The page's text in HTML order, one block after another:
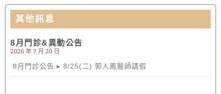
其他訊息
8月門診&異動公告
2026 年 7 月 20 日
8月門診公告 ▸ 8/25(二) 郭人鳳醫師請假